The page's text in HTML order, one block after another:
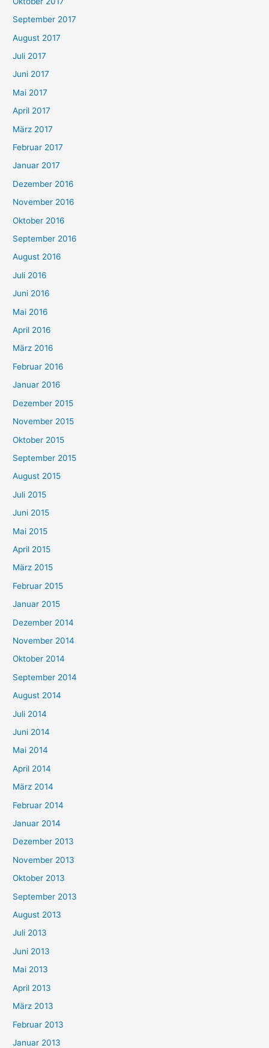
September 2017
August 2017
Juli 2017
Juni 2017
Mai 2017
April 2017
März 2017
Februar 2017
Januar 2017
Dezember 2016
November 2016
Oktober 2016
September 2016
August 2016
Juli 2016
Juni 2016
Mai 2016
April 2016
März 2016
Februar 2016
Januar 2016
Dezember 2015
November 2015
Oktober 2015
September 2015
August 2015
Juli 2015
Juni 2015
Mai 2015
April 2015
März 2015
Februar 2015
Januar 2015
Dezember 2014
November 2014
Oktober 2014
September 2014
August 2014
Juli 2014
Juni 2014
Mai 2014
April 2014
März 2014
Februar 2014
Januar 2014
Dezember 2013
November 2013
Oktober 2013
September 2013
August 2013
Juli 2013
Juni 2013
Mai 2013
April 2013
März 2013
Februar 2013
Januar 2013